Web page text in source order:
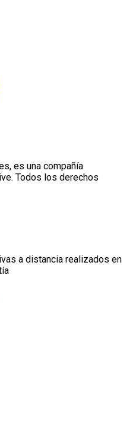
es una compañía
Todos los derechos
a distancia realizados en